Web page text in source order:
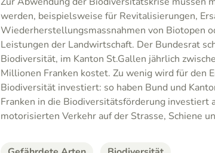
werden, beispielsweise für Revitalisierungen,
Wiederherstellungsmassnahmen von Biotopen
Leistungen der Landwirtschaft. Der Bundesrat
Biodiversität, im Kanton St.Gallen jährlich
Millionen Franken kostet. Zu wenig wird für den
Biodiversität investiert: so haben Bund und
Franken in die Biodiversitätsförderung investiert
motorisierten Verkehr auf der Strasse, Schiene